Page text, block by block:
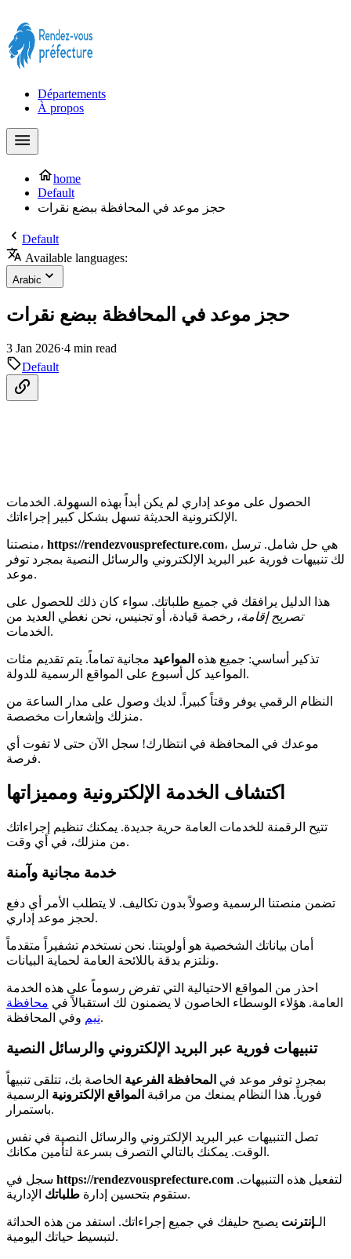
Départements
À propos
home
Default
حجز موعد في المحافظة ببضع نقرات
Default
Available languages:
Arabic
حجز موعد في المحافظة ببضع نقرات
3 Jan 2026·4 min read
Default
الحصول على موعد إداري لم يكن أبداً بهذه السهولة. الخدمات
الإلكترونية الحديثة تسهل بشكل كبير إجراءاتك.
منصتنا، https://rendezvousprefecture.com، هي حل شامل. ترسل
لك تنبيهات فورية عبر البريد الإلكتروني والرسائل النصية بمجرد توفر
موعد.
هذا الدليل يرافقك في جميع طلباتك. سواء كان ذلك للحصول على
تصريح إقامة، رخصة قيادة، أو تجنيس، نحن نغطي العديد من
الخدمات.
تذكير أساسي: جميع هذه المواعيد مجانية تماماً. يتم تقديم مئات
المواعيد كل أسبوع على المواقع الرسمية للدولة.
النظام الرقمي يوفر وقتاً كبيراً. لديك وصول على مدار الساعة من
منزلك وإشعارات مخصصة.
موعدك في المحافظة في انتظارك! سجل الآن حتى لا تفوت أي
فرصة.
اكتشاف الخدمة الإلكترونية ومميزاتها
تتيح الرقمنة للخدمات العامة حرية جديدة. يمكنك تنظيم إجراءاتك
من منزلك، في أي وقت.
خدمة مجانية وآمنة
تضمن منصتنا الرسمية وصولاً بدون تكاليف. لا يتطلب الأمر أي دفع
لحجز موعد إداري.
أمان بياناتك الشخصية هو أولويتنا. نحن نستخدم تشفيراً متقدماً
ونلتزم بدقة باللائحة العامة لحماية البيانات.
احذر من المواقع الاحتيالية التي تفرض رسوماً على هذه الخدمة
العامة. هؤلاء الوسطاء الخاصون لا يضمنون لك استقبالاً في محافظة
نيموفي المحافظة.
تنبيهات فورية عبر البريد الإلكتروني والرسائل النصية
بمجرد توفر موعد في المحافظة الفرعية الخاصة بك، تتلقى تنبيهاً
فورياً. هذا النظام يمنعك من مراقبة المواقع الإلكترونية الرسمية
باستمرار.
تصل التنبيهات عبر البريد الإلكتروني والرسائل النصية في نفس
الوقت. يمكنك بالتالي التصرف بسرعة لتأمين مكانك.
https://rendezvousprefecture.com
ستقوم بتحسين إدارة طلباتك الإدارية.
الـإنترنت يصبح حليفك في جميع إجراءاتك. استفد من هذه الحداثة
لتبسيط حياتك اليومية.